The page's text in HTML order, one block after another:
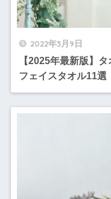
2022年3月9日
【2025年最新版】
フェイスタオル11選